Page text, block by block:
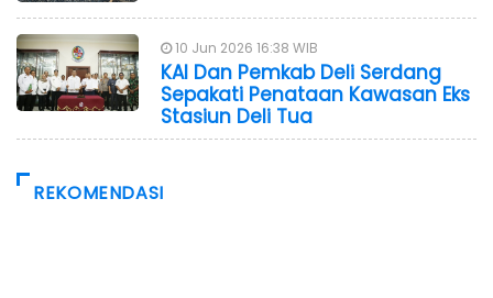
10 Jun 2026 16:38 WIB
KAI Dan Pemkab Deli Serdang
Sepakati Penataan Kawasan Eks
Stasiun Deli Tua
REKOMENDASI